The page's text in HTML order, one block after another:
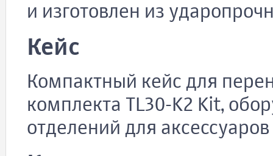
и изготовлен из
Кейс
Компактный кейс для
комплекта TL30-K2 Kit,
отделений для